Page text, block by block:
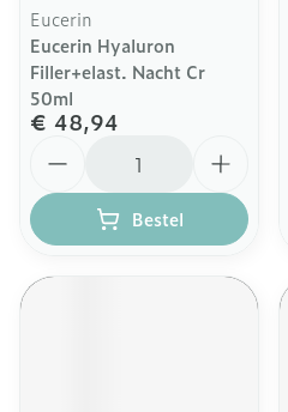
Eucerin
Eucerin Hyaluron
Filler+elast. Nacht Cr
50ml
€ 48,94
Bestel